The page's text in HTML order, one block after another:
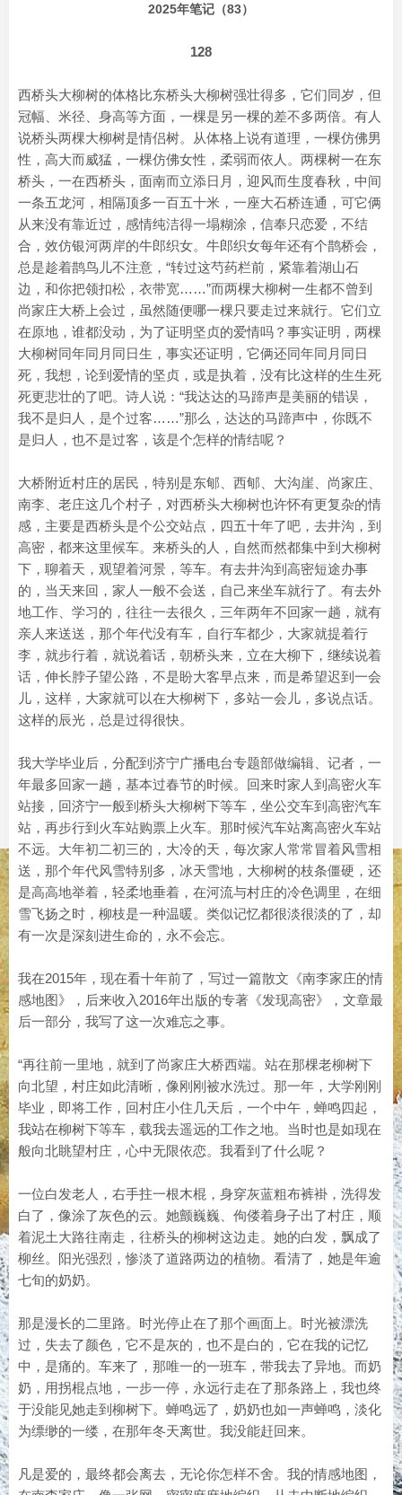
2025年笔记（83）
128
西桥头大柳树的体格比东桥头大柳树强壮得多，它们同岁，但
冠幅、米径、身高等方面，一棵是另一棵的差不多两倍。有人
说桥头两棵大柳树是情侣树。从体格上说有道理，一棵仿佛男
性，高大而威猛，一棵仿佛女性，柔弱而依人。两棵树一在东
桥头，一在西桥头，面南而立添日月，迎风而生度春秋，中间
一条五龙河，相隔顶多一百五十米，一座大石桥连通，可它俩
从来没有靠近过，感情纯洁得一塌糊涂，信奉只恋爱，不结
合，效仿银河两岸的牛郎织女。牛郎织女每年还有个鹊桥会，
总是趁着鹊鸟儿不注意，“转过这芍药栏前，紧靠着湖山石
边，和你把领扣松，衣带宽……”而两棵大柳树一生都不曾到
尚家庄大桥上会过，虽然随便哪一棵只要走过来就行。它们立
在原地，谁都没动，为了证明坚贞的爱情吗？事实证明，两棵
大柳树同年同月同日生，事实还证明，它俩还同年同月同日
死，我想，论到爱情的坚贞，或是执着，没有比这样的生生死
死更悲壮的了吧。诗人说：“我达达的马蹄声是美丽的错误，
我不是归人，是个过客……”那么，达达的马蹄声中，你既不
是归人，也不是过客，该是个怎样的情结呢？
大桥附近村庄的居民，特别是东郇、西郇、大沟崖、尚家庄、
南李、老庄这几个村子，对西桥头大柳树也许怀有更复杂的情
感，主要是西桥头是个公交站点，四五十年了吧，去井沟，到
高密，都来这里候车。来桥头的人，自然而然都集中到大柳树
下，聊着天，观望着河景，等车。有去井沟到高密短途办事
的，当天来回，家人一般不会送，自己来坐车就行了。有去外
地工作、学习的，往往一去很久，三年两年不回家一趟，就有
亲人来送送，那个年代没有车，自行车都少，大家就提着行
李，就步行着，就说着话，朝桥头来，立在大柳下，继续说着
话，伸长脖子望公路，不是盼大客早点来，而是希望迟到一会
儿，这样，大家就可以在大柳树下，多站一会儿，多说点话。
这样的辰光，总是过得很快。
我大学毕业后，分配到济宁广播电台专题部做编辑、记者，一
年最多回家一趟，基本过春节的时候。回来时家人到高密火车
站接，回济宁一般到桥头大柳树下等车，坐公交车到高密汽车
站，再步行到火车站购票上火车。那时候汽车站离高密火车站
不远。大年初二初三的，大冷的天，每次家人常常冒着风雪相
送，那个年代风雪特别多，冰天雪地，大柳树的枝条僵硬，还
是高高地举着，轻柔地垂着，在河流与村庄的冷色调里，在细
雪飞扬之时，柳枝是一种温暖。类似记忆都很淡很淡的了，却
有一次是深刻进生命的，永不会忘。
我在2015年，现在看十年前了，写过一篇散文《南李家庄的情
感地图》，后来收入2016年出版的专著《发现高密》，文章最
后一部分，我写了这一次难忘之事。
“再往前一里地，就到了尚家庄大桥西端。站在那棵老柳树下
向北望，村庄如此清晰，像刚刚被水洗过。那一年，大学刚刚
毕业，即将工作，回村庄小住几天后，一个中午，蝉鸣四起，
我站在柳树下等车，载我去遥远的工作之地。当时也是如现在
般向北眺望村庄，心中无限依恋。我看到了什么呢？
一位白发老人，右手拄一根木棍，身穿灰蓝粗布裤褂，洗得发
白了，像涂了灰色的云。她颤巍巍、佝偻着身子出了村庄，顺
着泥土大路往南走，往桥头的柳树这边走。她的白发，飘成了
柳丝。阳光强烈，惨淡了道路两边的植物。看清了，她是年逾
七旬的奶奶。
那是漫长的二里路。时光停止在了那个画面上。时光被漂洗
过，失去了颜色，它不是灰的，也不是白的，它在我的记忆
中，是痛的。车来了，那唯一的一班车，带我去了异地。而奶
奶，用拐棍点地，一步一停，永远行走在了那条路上，我也终
于没能见她走到柳树下。蝉鸣远了，奶奶也如一声蝉鸣，淡化
为缥缈的一缕，在那年冬天离世。我没能赶回来。
凡是爱的，最终都会离去，无论你怎样不舍。我的情感地图，